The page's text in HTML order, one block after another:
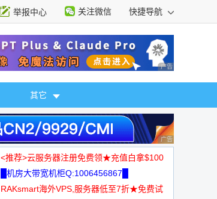
举报中心 关注微信 快捷导航
广告 商业广告，理
其它
广告 商业广告，理
<推荐>云服务器注册免费领★充值白拿$100
█机房大带宽机柜Q:1006456867█
RAKsmart海外VPS,服务器低至7折★免费试